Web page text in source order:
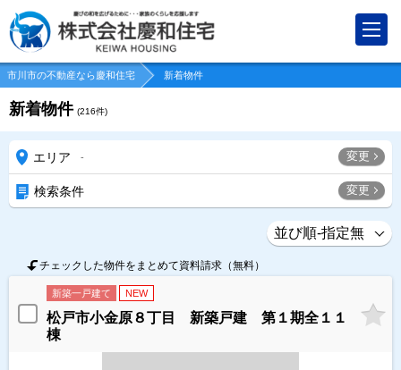
市川市の不動産なら慶和住宅 新着物件
新着物件 (216件)
エリア - 変更
検索条件 変更
チェックした物件をまとめて資料請求（無料）
新築一戸建て NEW
松戸市小金原８丁目 新築戸建 第１期全１１
棟